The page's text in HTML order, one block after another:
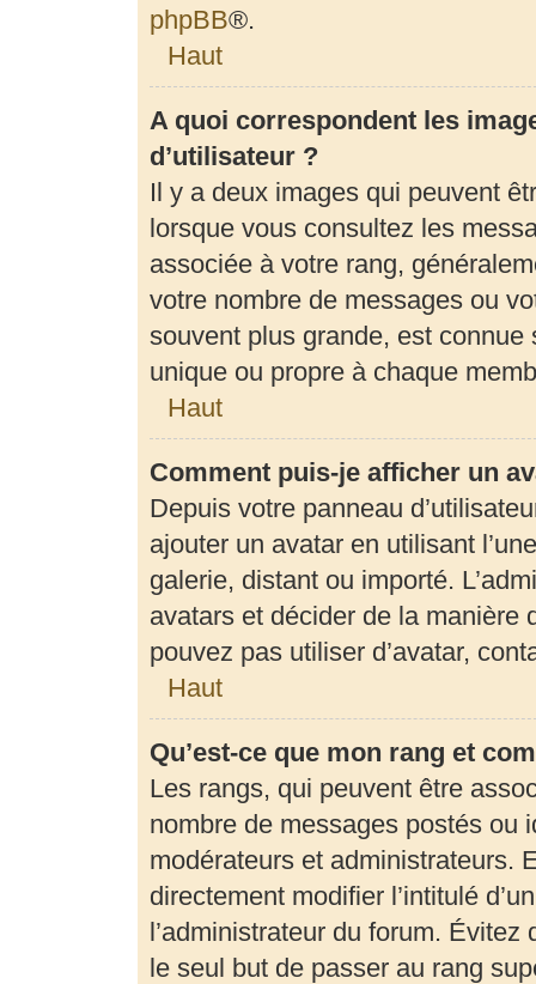
phpBB®.
Haut
A quoi correspondent les
d’utilisateur ?
Il y a deux images qui peuvent
lorsque vous consultez les
associée à votre rang,
votre nombre de messages ou
souvent plus grande, est connue
unique ou propre à chaque
Haut
Comment puis-je afficher un
Depuis votre panneau
ajouter un avatar en utilisant
galerie, distant ou importé.
avatars et décider de la manière
pouvez pas utiliser d’avatar,
Haut
Qu’est-ce que mon rang et
Les rangs, qui peuvent être
nombre de messages postés ou
modérateurs et administrateurs.
directement modifier l’intitulé
l’administrateur du forum.
le seul but de passer au rang